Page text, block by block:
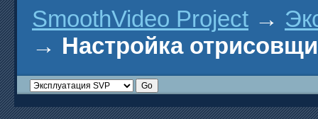
SmoothVideo Project →
→ Настройка